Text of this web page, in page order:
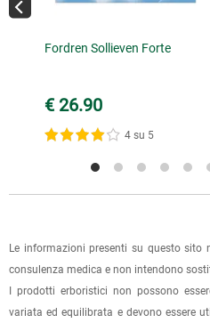
direttamente nel punto vendita
negozio" al momento
spedizione, in questo modo
spese di spedizione e sarai
l'ordine sarà pronto per il ritiro.
(selezionando l'apposita
specificando l'indirizzo di
Dalla tuaArea Clientepotrai
I dati per il pagamento
Fordren Sollieven Forte
€ 26.90
4 su 5
Le informazioni presenti su questo sito
consulenza medica e non intendono
I prodotti erboristici non possono
variata ed equilibrata e devono essere